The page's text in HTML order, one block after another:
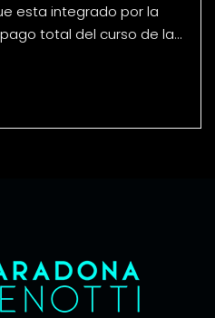
esta integrado por la
total del curso de la